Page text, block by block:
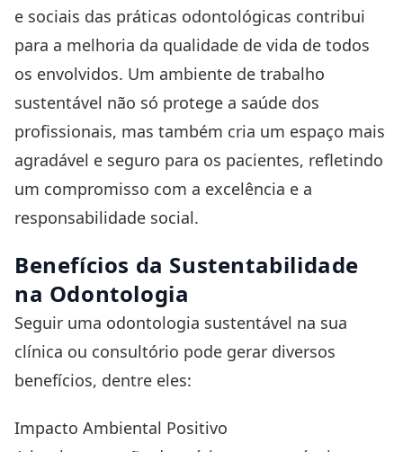
e sociais das práticas odontológicas contribui
para a melhoria da qualidade de vida de todos
os envolvidos. Um ambiente de trabalho
sustentável não só protege a saúde dos
profissionais, mas também cria um espaço mais
agradável e seguro para os pacientes, refletindo
um compromisso com a excelência e a
responsabilidade social.
Benefícios da Sustentabilidade
na Odontologia
Seguir uma odontologia sustentável na sua
clínica ou consultório pode gerar diversos
benefícios, dentre eles:
Impacto Ambiental Positivo